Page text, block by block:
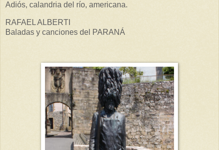
Adiós, calandria del río, americana.
RAFAEL ALBERTI
Baladas y canciones del PARANÁ